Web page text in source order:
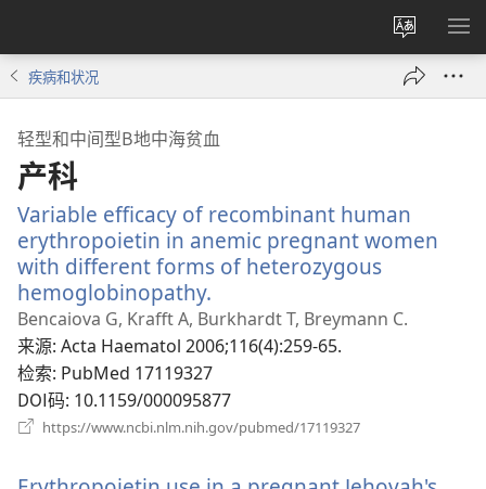
更
改
网
显
疾病和状况
轻型和中间型Β地中海贫血
产科
Variable efficacy of recombinant human
erythropoietin in anemic pregnant women
with different forms of heterozygous
hemoglobinopathy.
开
新
窗
口）
Bencaiova G, Krafft A, Burkhardt T, Breymann C.
来源‎: Acta Haematol 2006;116(4):259-65.
检索‎: PubMed 17119327
DOI码‎: 10.1159/000095877
https://www.ncbi.nlm.nih.gov/pubmed/17119327
窗